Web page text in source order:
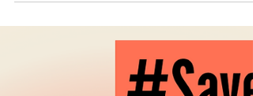
In a world marked by significant
few issues are as critical as the growing
threat of climate change. Its adverse